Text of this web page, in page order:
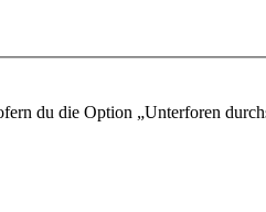
du die Option „Unterforen